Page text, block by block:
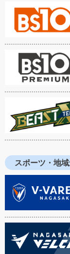
スポーツ・地